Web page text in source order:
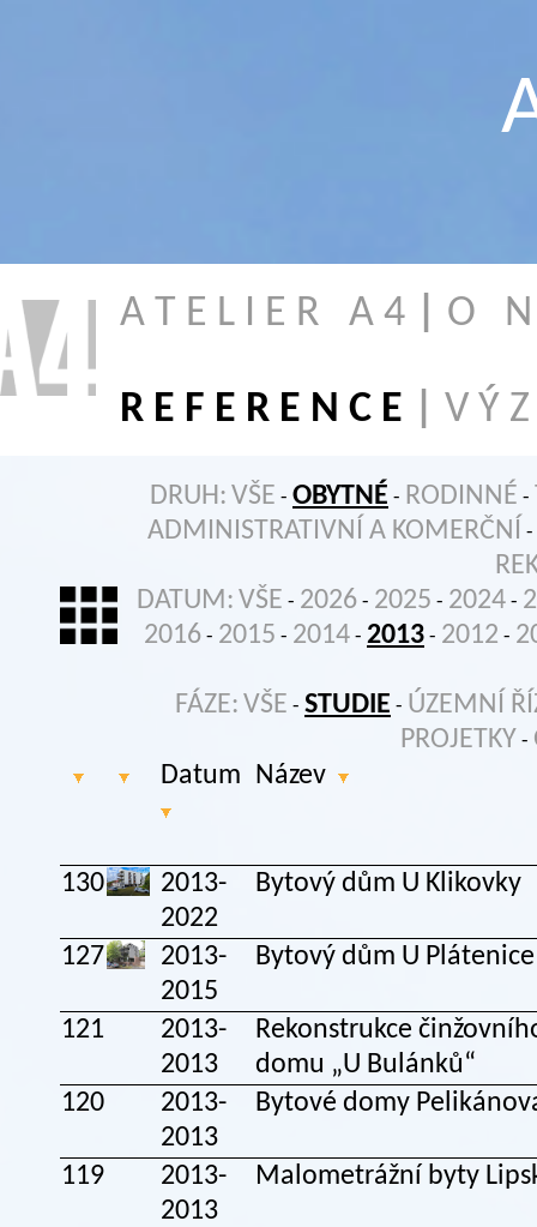
A T E L I E R A 4 O N
R E F E R E N C E V Ý
DRUH: VŠE - OBYTNÉ - RODINNÉ -
ADMINISTRATIVNÍ A KOMERČNÍ -
DATUM: VŠE - 2026 - 2025 - 2024 -
2016 - 2015 - 2014 - 2013 - 2012 -
FÁZE: VŠE - STUDIE - ÚZEMNÍ
PROJETKY -
Datum Název
130
2013-
2022
Bytový dům U Klikovky
127
2013-
2015
Bytový dům U Plátenice
121
2013-
2013
Rekonstrukce
domu „U Bulánků“
120
2013-
2013
Bytové domy
119
2013-
2013
Malometrážní byty